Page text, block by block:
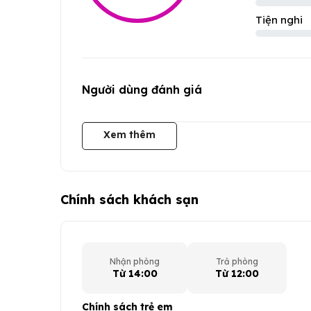
Tiện nghi
Người dùng đánh giá
Xem thêm
Chính sách khách sạn
Nhận phòng
Từ 14:00
Trả phòng
Từ 12:00
Chính sách trẻ em